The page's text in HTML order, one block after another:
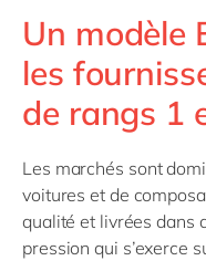
Un modèle
les
de rangs 1
Les marchés sont
voitures et de
qualité et livrées dans
pression qui s’exerce